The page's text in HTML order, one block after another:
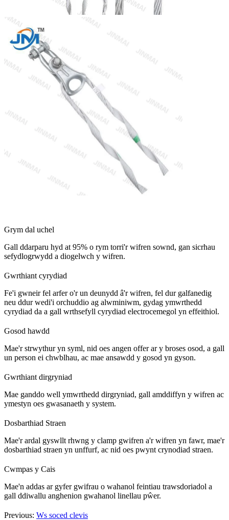
Grym dal uchel
Gall ddarparu hyd at 95% o rym torri'r wifren sownd, gan sicrhau
sefydlogrwydd a diogelwch y wifren.
Gwrthiant cyrydiad
Fe'i gwneir fel arfer o'r un deunydd â'r wifren, fel dur galfanedig
neu ddur wedi'i orchuddio ag alwminiwm, gydag ymwrthedd
cyrydiad da a gall wrthsefyll cyrydiad electrocemegol yn effeithiol.
Gosod hawdd
Mae'r strwythur yn syml, nid oes angen offer ar y broses osod, a gall
un person ei chwblhau, ac mae ansawdd y gosod yn gyson.
Gwrthiant dirgryniad
Mae ganddo well ymwrthedd dirgryniad, gall amddiffyn y wifren ac
ymestyn oes gwasanaeth y system.
Dosbarthiad Straen
Mae'r ardal gyswllt rhwng y clamp gwifren a'r wifren yn fawr, mae'r
dosbarthiad straen yn unffurf, ac nid oes pwynt crynodiad straen.
Cwmpas y Cais
Mae'n addas ar gyfer gwifrau o wahanol feintiau trawsdoriadol a
gall ddiwallu anghenion gwahanol linellau pŵer.
Previous: Ws soced clevis